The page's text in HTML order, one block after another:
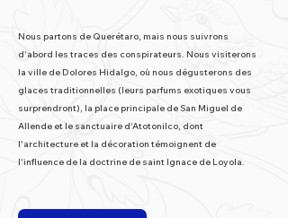
Nous partons de Querétaro, mais nous suivrons
d'abord les traces des conspirateurs. Nous visiterons
la ville de Dolores Hidalgo, où nous dégusterons des
glaces traditionnelles (leurs parfums exotiques vous
surprendront), la place principale de San Miguel de
Allende et le sanctuaire d'Atotonilco, dont
l'architecture et la décoration témoignent de
l'influence de la doctrine de saint Ignace de Loyola.